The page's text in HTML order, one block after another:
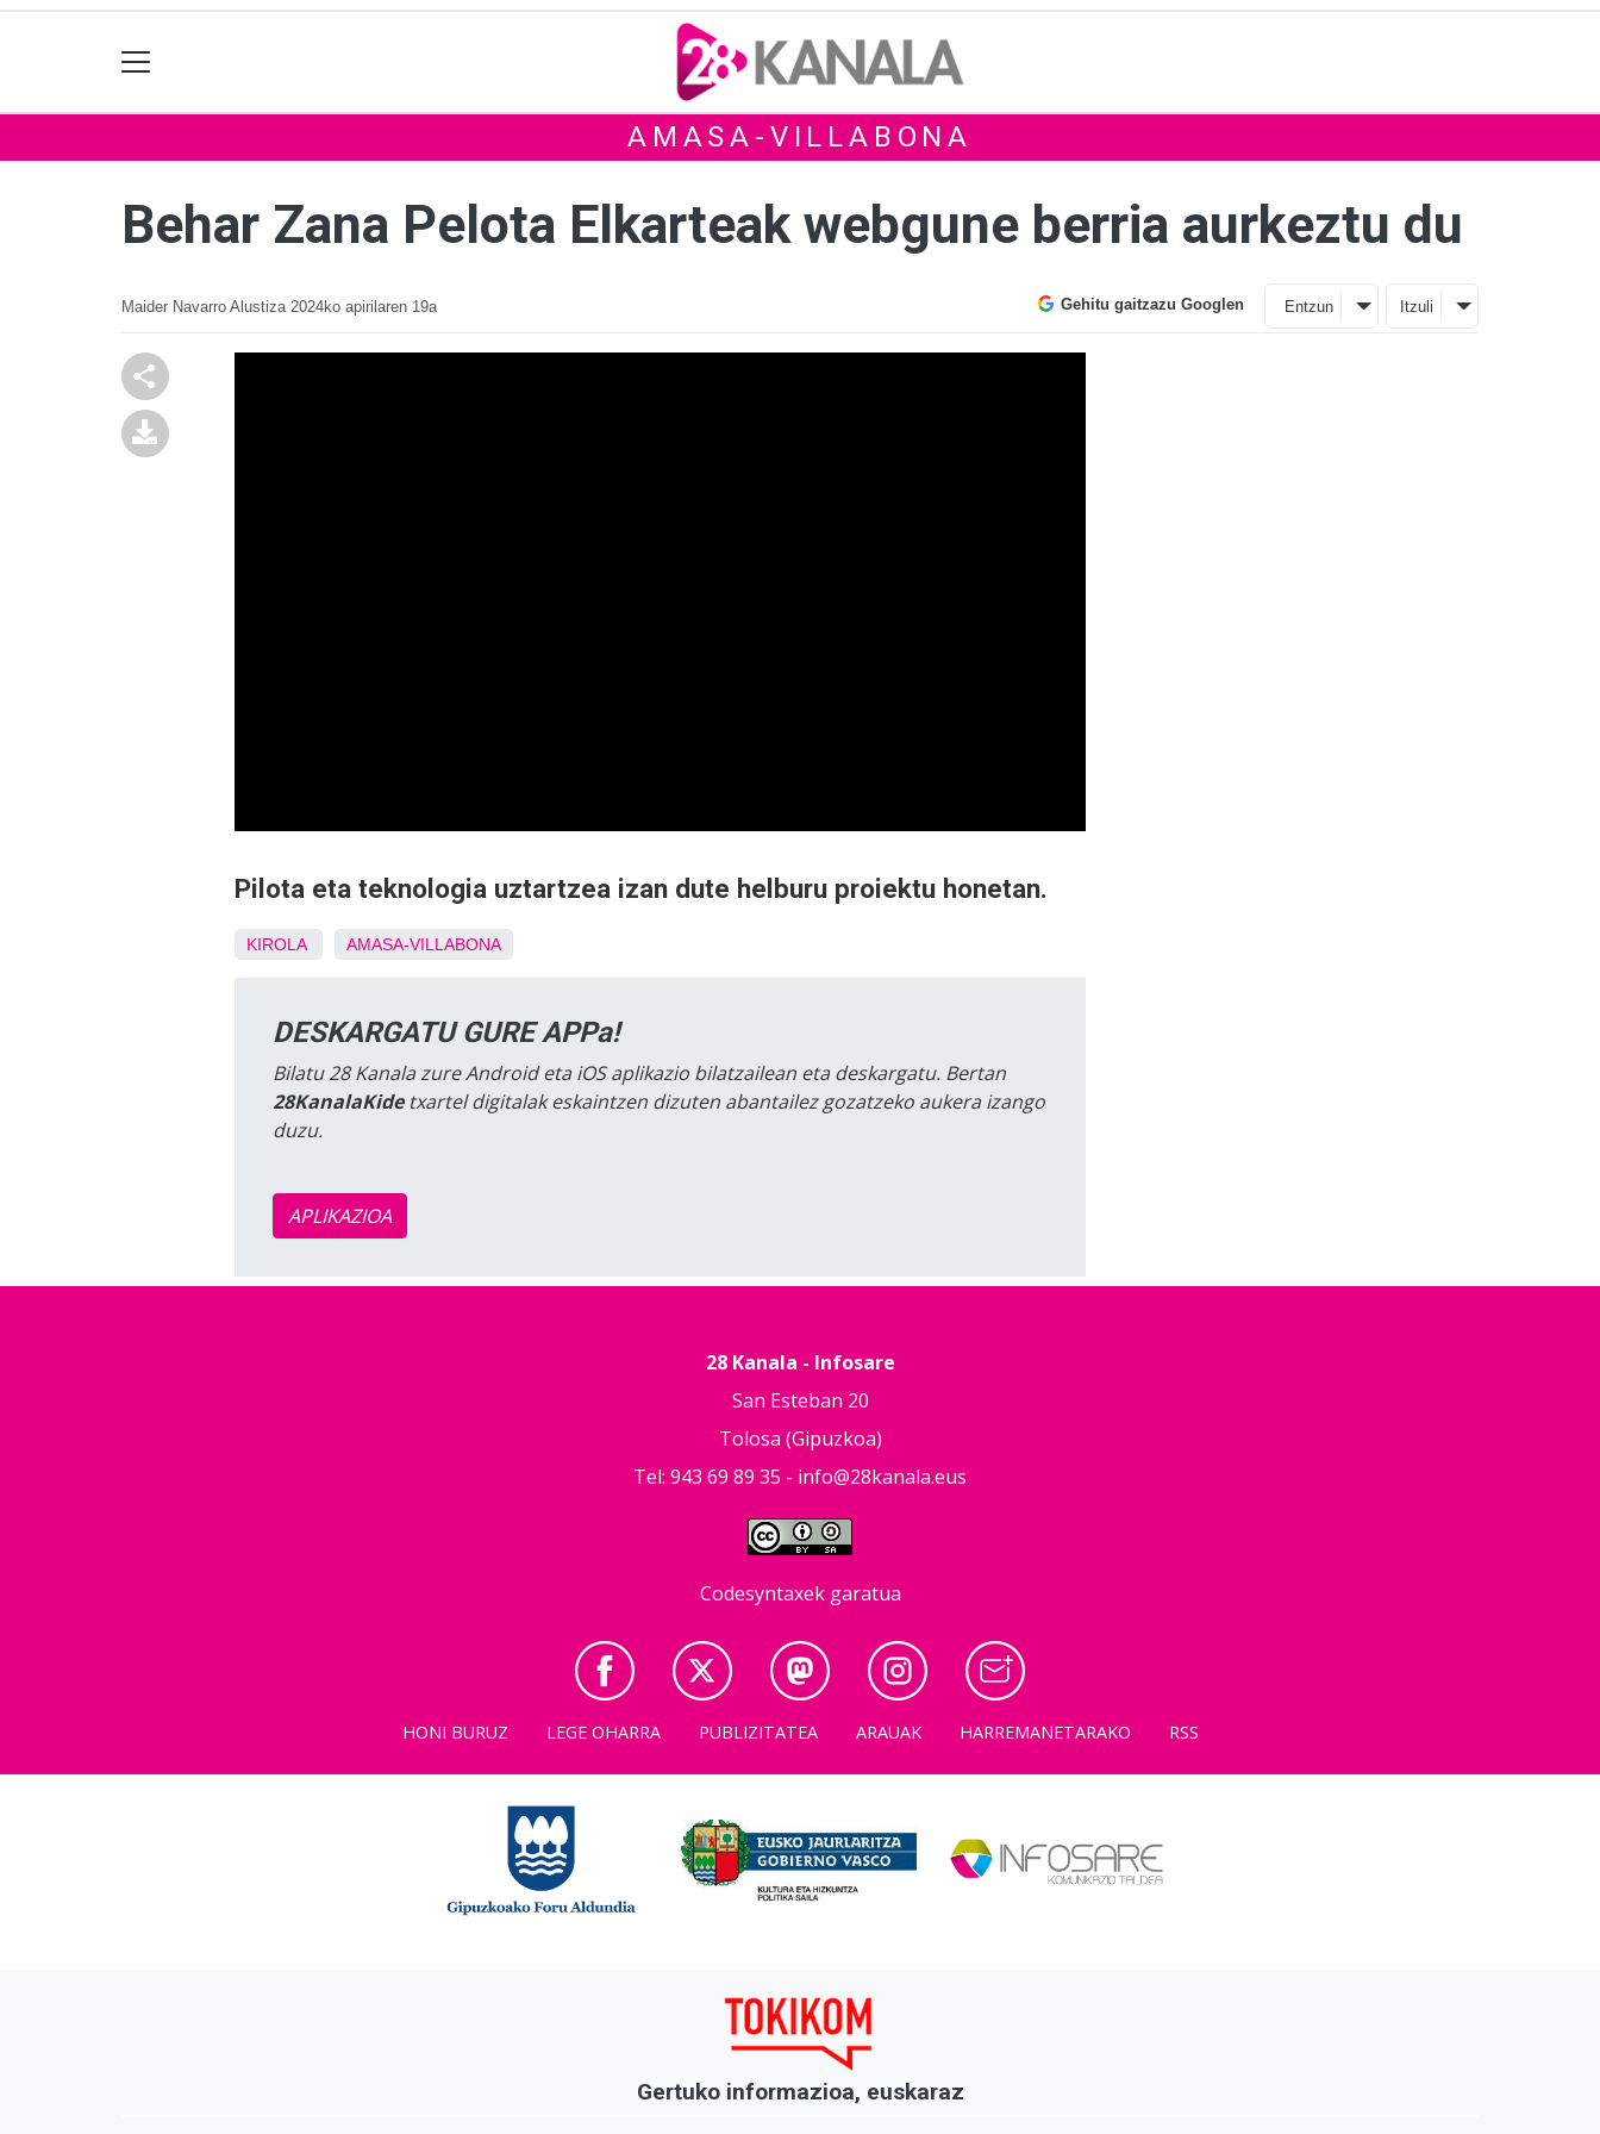
AMASA-VILLABONA
Behar Zana Pelota Elkarteak webgune berria aurkeztu du
Maider Navarro Alustiza 2024ko apirilaren 19a Gehitu gaitzazu Googlen Entzun Itzuli
Pilota eta teknologia uztartzea izan dute helburu proiektu honetan.
KIROLA AMASA-VILLABONA
DESKARGATU GURE APPa!
Bilatu 28 Kanala zure Android eta iOS aplikazio bilatzailean eta deskargatu. Bertan
28KanalaKidetxartel digitalak eskaintzen dizuten abantailez gozatzeko aukera izango
duzu.
APLIKAZIOA
28 Kanala - Infosare
San Esteban 20
Tolosa (Gipuzkoa)
Tel: 943 69 89 35 - info@28kanala.eus
Codesyntaxek garatua
HONI BURUZ LEGE OHARRA PUBLIZITATEA ARAUAK HARREMANETARAKO RSS
Gertuko informazioa, euskaraz